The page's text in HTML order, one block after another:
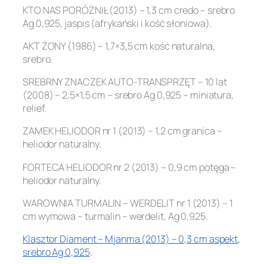
KTO NAS PORÓŻNIŁ (2013) – 1,3 cm credo – srebro
Ag 0,925, jaspis (afrykański i kość słoniowa).
AKT ŻONY (1986) – 1,7×3,5 cm kość naturalna,
srebro.
SREBRNY ZNACZEK AUTO-TRANSPRZĘT – 10 lat
(2008) – 2,5×1,5 cm – srebro Ag 0,925 – miniatura,
relief.
ZAMEK HELIODOR nr 1 (2013) – 1,2 cm granica –
heliodor naturalny.
FORTECA HELIODOR nr 2 (2013) – 0,9 cm potęga –
heliodor naturalny.
WAROWNIA TURMALIN – WERDELIT nr 1 (2013) – 1
cm wymowa – turmalin – werdelit, Ag 0,925.
Klasztor Diament – Mjanma (2013) – 0,3 cm aspekt,
srebro Ag 0,925.